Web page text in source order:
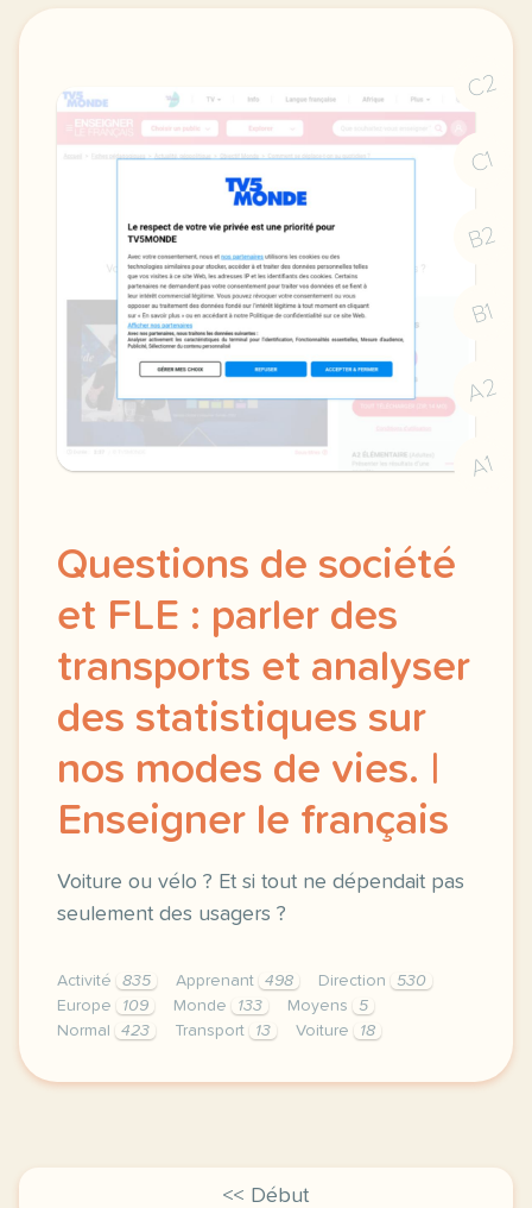
C2
C1
B2
B1
A2
A1
Questions de société
et FLE : parler des
transports et analyser
des statistiques sur
nos modes de vies. |
Enseigner le français
Voiture ou vélo ? Et si tout ne dépendait pas
seulement des usagers ?
Activité 835 Apprenant 498 Direction
530
Europe
109 Monde 133 Moyens
5
Normal
423 Transport 13 Voiture 18
didomi host didomi components button cursor
<< Début